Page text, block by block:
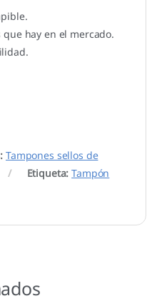
hay en el mercado.
Tampones sellos de
Etiqueta:Tampón